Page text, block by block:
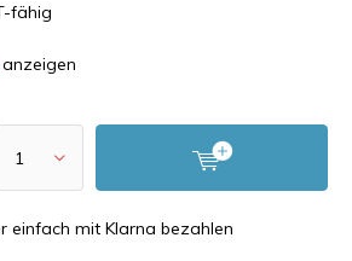
fähig
anzeigen
einfach mit Klarna bezahlen